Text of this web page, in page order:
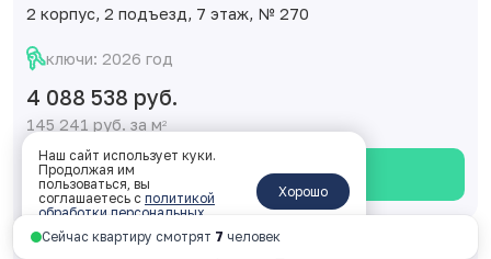
2 корпус, 2 подъезд, 7 этаж, № 270
ключи: 2026 год
4 088 538 руб.
145 241 руб. за м2
Смотреть планировку
Сейчас квартиру смотрят 7 человек
Наш сайт использует куки.
Продолжая им
пользоваться, вы
соглашаетесь с политикой
обработки персональных
данных
Хорошо